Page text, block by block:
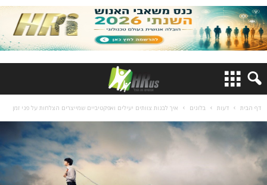
דף הבית דעות בלוגים איך לבנות צוותים יעילים ואפקטיביים שמייצרים הצלחות על פני זמן